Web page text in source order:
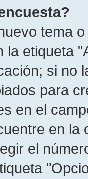
tema
la etiqueta
si no
para
en el
en
el